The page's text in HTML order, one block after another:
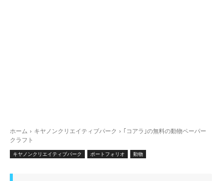
ホーム キヤノンクリエイティブパーク
｢コアラ｣の無料の動物ペーパー
クラフト
キヤノンクリエイティブパーク ポートフォリオ 動物